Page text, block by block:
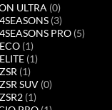
ULTRA (0)
(3)
PRO (5)
(1)
(1)
(1)
SUV (0)
(1)